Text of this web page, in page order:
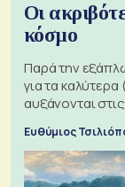
Οι
κόσμο
Παρά την
για τα
αυξάνονται
Ευθύμιος